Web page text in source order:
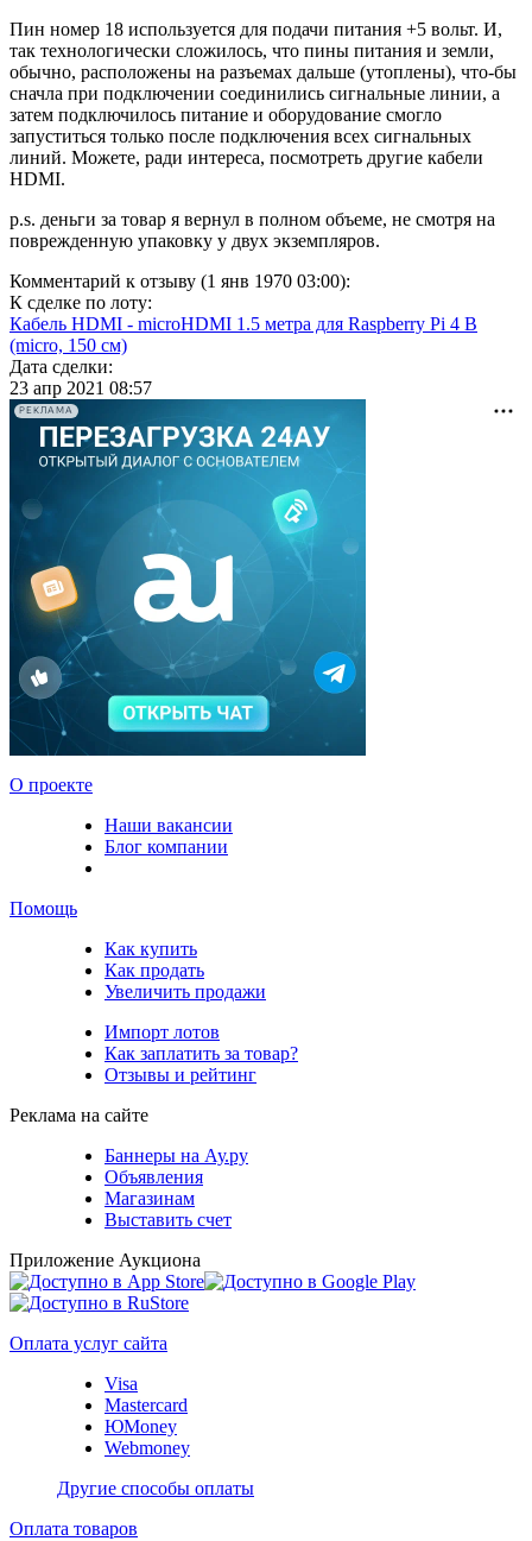
Пин номер 18 используется для подачи питания +5 вольт. И,
так технологически сложилось, что пины питания и земли,
обычно, расположены на разъемах дальше (утоплены), что-бы
сначла при подключении соединились сигнальные линии, а
затем подключилось питание и оборудование смогло
запуститься только после подключения всех сигнальных
линий. Можете, ради интереса, посмотреть другие кабели
HDMI.
p.s. деньги за товар я вернул в полном объеме, не смотря на
поврежденную упаковку у двух экземпляров.
Комментарий к отзыву (1 янв 1970 03:00):
К сделке по лоту:
Кабель HDMI - microHDMI 1.5 метра для Raspberry Pi 4 B
(micro, 150 см)
Дата сделки:
23 апр 2021 08:57
РЕКЛАМА
О проекте
Наши вакансии
Блог компании
Помощь
Как купить
Как продать
Увеличить продажи
Импорт лотов
Как заплатить за товар?
Отзывы и рейтинг
Реклама на сайте
Баннеры на Ау.ру
Объявления
Магазинам
Выставить счет
Приложение Аукциона
Оплата услуг сайта
Visa
Mastercard
ЮMoney
Webmoney
Другие способы оплаты
Оплата товаров